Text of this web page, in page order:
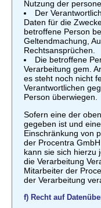
Nutzung der
Der
Daten für die
betroffene Person
Geltendmachung,
Rechtsansprüchen.
Die betroffene
Verarbeitung gem.
es steht noch nicht
Verantwortlichen
Person überwiegen.
Sofern eine der
gegeben ist und
Einschränkung von
der Procentra
kann sie sich hierzu
die Verarbeitung
Mitarbeiter der
der Verarbeitung
f) Recht auf